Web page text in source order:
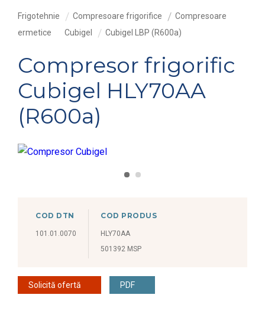
Frigotehnie Compresoare frigorifice
Compresoare
ermetice
Cubigel Cubigel LBP (R600a)
Compresor frigorific
Cubigel HLY70AA
(R600a)
COD DTN
101.01.0070
COD PRODUS
HLY70AA
501392 MSP
Solicită ofertă PDF